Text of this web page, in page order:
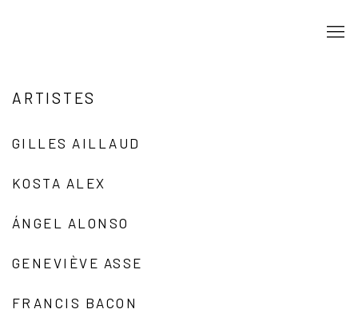
ARTISTES
GILLES AILLAUD
KOSTA ALEX
ÁNGEL ALONSO
GENEVIÈVE ASSE
FRANCIS BACON